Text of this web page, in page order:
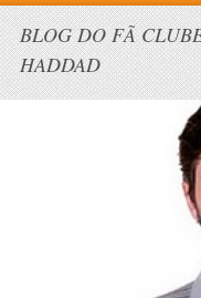
BLOG DO FÃ
HADDAD